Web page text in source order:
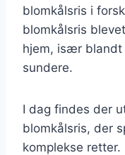
blomkålsris i
blomkålsris
hjem, især blandt
sundere.
I dag findes der
blomkålsris, der
komplekse